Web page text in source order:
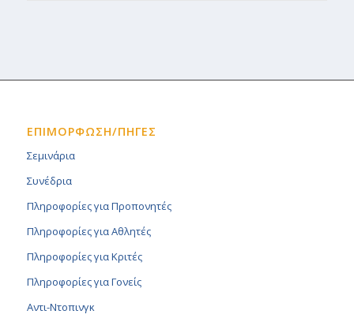
ΕΠΙΜΟΡΦΩΣΗ/ΠΗΓΕΣ
Σεμινάρια
Συνέδρια
Πληροφορίες για Προπονητές
Πληροφορίες για Αθλητές
Πληροφορίες για Κριτές
Πληροφορίες για Γονείς
Αντι-Ντοπινγκ